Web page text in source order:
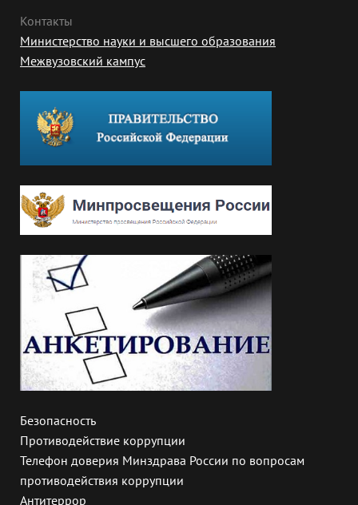
Контакты
Министерство науки и высшего образования
Межвузовский кампус
Безопасность
Противодействие коррупции
Телефон доверия Минздрава России по вопросам
противодействия коррупции
Антитеррор